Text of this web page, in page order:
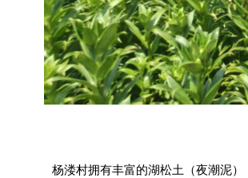
杨溇村拥有丰富的湖松土（夜潮泥）